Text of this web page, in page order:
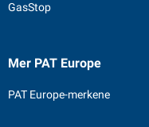
GasStop
Mer PAT Europe
PAT Europe-merkene